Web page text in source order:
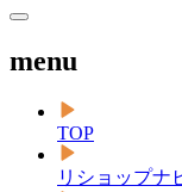
menu
TOP
リショップナ